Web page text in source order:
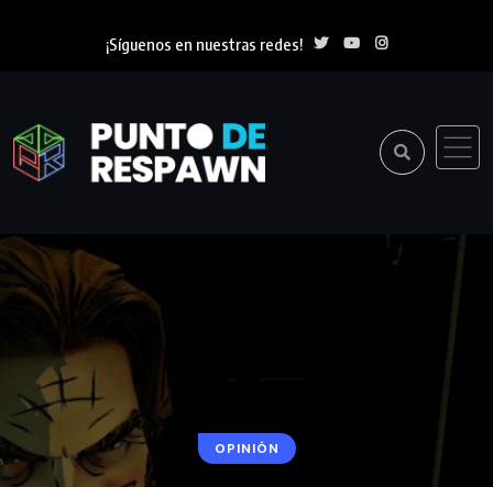
¡Síguenos en nuestras redes!
OPINIÓN